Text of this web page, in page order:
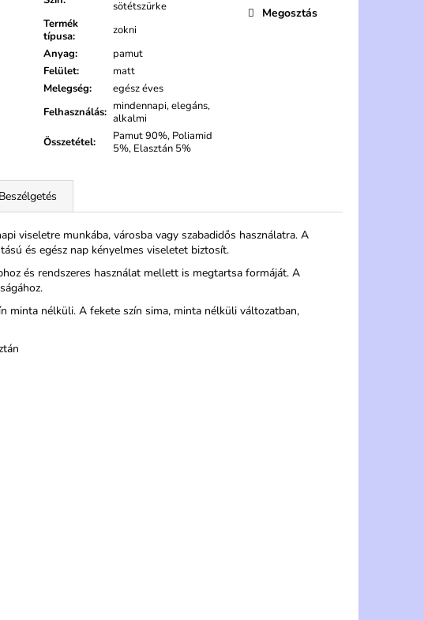
sötétszürke
Termék
típusa:
zokni
Anyag:
pamut
Felület:
matt
Melegség:
egész éves
Felhasználás: mindennapi, elegáns,
alkalmi
Összetétel:
Pamut 90%, Poliamid
5%, Elasztán 5%
Megosztás
Beszélgetés
viseletre munkába, városba vagy szabadidős használatra. A
és egész nap kényelmes viseletet biztosít.
és rendszeres használat mellett is megtartsa formáját. A
minta nélküli. A fekete szín sima, minta nélküli változatban,